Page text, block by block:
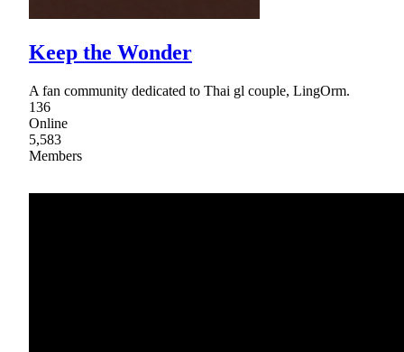
Keep the Wonder
A fan community dedicated to Thai gl couple, LingOrm.
136
Online
5,583
Members